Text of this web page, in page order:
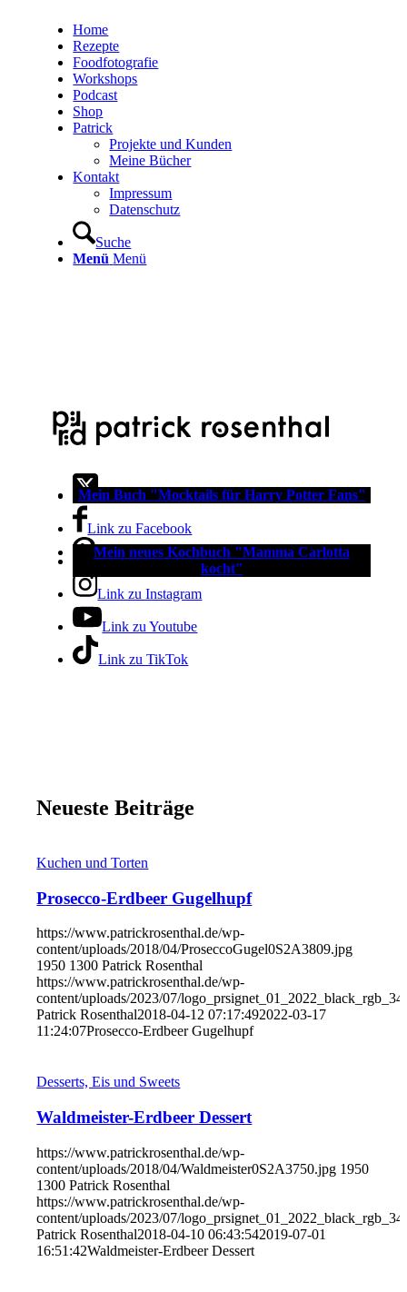
Home
Rezepte
Foodfotografie
Workshops
Podcast
Shop
Patrick
Projekte und Kunden
Meine Bücher
Kontakt
Impressum
Datenschutz
Suche
Menü Menü
Link zu X
Link zu Facebook
Link zu Pinterest
Link zu Instagram
Link zu Youtube
Link zu TikTok
Mein Buch "Mocktails für Harry Potter Fans"
Mein neues Kochbuch "Mamma Carlotta
kocht"
Neueste Beiträge
Kuchen und Torten
Prosecco-Erdbeer Gugelhupf
https://www.patrickrosenthal.de/wp-
content/uploads/2018/04/ProseccoGugel0S2A3809.jpg
1950 1300 Patrick Rosenthal
https://www.patrickrosenthal.de/wp-
content/uploads/2023/07/
Patrick Rosenthal2018-04-12 07:17:492022-03-17
11:24:07Prosecco-Erdbeer Gugelhupf
Desserts, Eis und Sweets
Waldmeister-Erdbeer Dessert
https://www.patrickrosenthal.de/wp-
content/uploads/2018/04/Waldmeister0S2A3750.jpg 1950
1300 Patrick Rosenthal
https://www.patrickrosenthal.de/wp-
content/uploads/2023/07/
Patrick Rosenthal2018-04-10 06:43:542019-07-01
16:51:42Waldmeister-Erdbeer Dessert